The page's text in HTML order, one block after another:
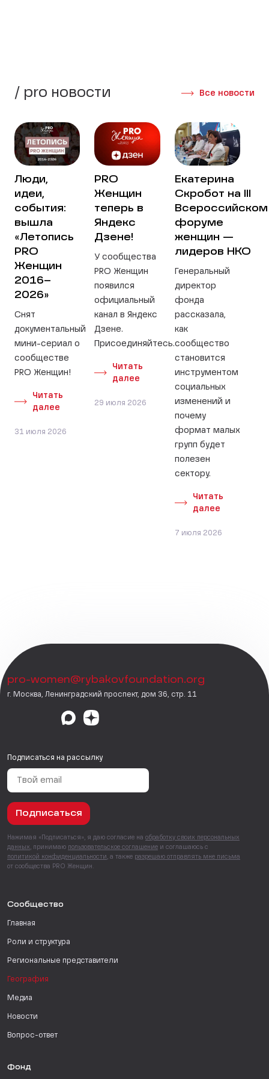
/ pro новости Все новости
Люди,
идеи,
события:
вышла
«Летопись
PRO
Женщин
2016–
2026»
Снят
документальный
мини-сериал о
сообществе
PRO Женщин!
Читать
далее
31 июля 2026
PRO
Женщин
теперь в
Яндекс
Дзене!
У сообщества
PRO Женщин
появился
официальный
канал в Яндекс
Дзене.
Присоединяйтесь.
Читать
далее
29 июля 2026
Екатерина
Скробот на III
Всероссийском
форуме
женщин —
лидеров НКО
Генеральный
директор
фонда
рассказала,
как
сообщество
становится
инструментом
социальных
изменений и
почему
формат малых
групп будет
полезен
сектору.
Читать
далее
7 июля 2026
pro-women@rybakovfoundation.org
г. Москва, Ленинградский проспект, дом 36, стр. 11
Подписаться на рассылку
Подписаться
Нажимая «Подписаться», я даю согласие на обработку своих персональных
данных , принимаю пользовательское соглашение и соглашаюсь с
политикой конфиденциальности , а также разрешаю отправлять мне письма
от сообщества PRO Женщин.
Сообщество
Главная
Роли и структура
Региональные представители
География
Медиа
Новости
Вопрос-ответ
Фонд